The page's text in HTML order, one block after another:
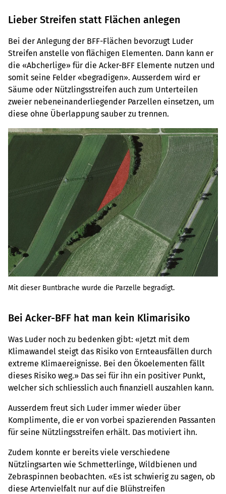
Lieber Streifen statt Flächen anlegen
Bei der Anlegung der BFF-Flächen bevorzugt Luder
Streifen anstelle von flächigen Elementen. Dann kann er
die «Abcherlige» für die Acker-BFF Elemente nutzen und
somit seine Felder «begradigen». Ausserdem wird er
Säume oder Nützlingsstreifen auch zum Unterteilen
zweier nebeneinanderliegender Parzellen einsetzen, um
diese ohne Überlappung sauber zu trennen.
Mit dieser Buntbrache wurde die Parzelle begradigt.
Bei Acker-BFF hat man kein Klimarisiko
Was Luder noch zu bedenken gibt: «Jetzt mit dem
Klimawandel steigt das Risiko von Ernteausfällen durch
extreme Klimaereignisse. Bei den Ökoelementen fällt
dieses Risiko weg.» Das sei für ihn ein positiver Punkt,
welcher sich schliesslich auch finanziell auszahlen kann.
Ausserdem freut sich Luder immer wieder über
Komplimente, die er von vorbei spazierenden Passanten
für seine Nützlingsstreifen erhält. Das motiviert ihn.
Zudem konnte er bereits viele verschiedene
Nützlingsarten wie Schmetterlinge, Wildbienen und
Zebraspinnen beobachten. «Es ist schwierig zu sagen, ob
diese Artenvielfalt nur auf die Blühstreifen